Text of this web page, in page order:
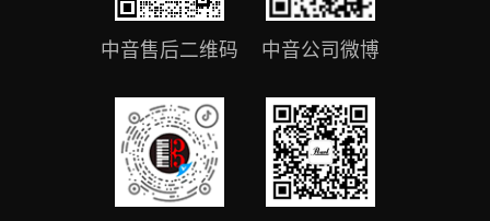
中音售后二维码 中音公司微博